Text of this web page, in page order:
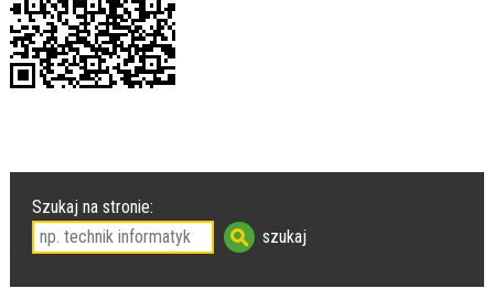
Szukaj na stronie: